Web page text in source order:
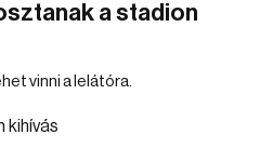
a stadion
vinni a lelátóra.